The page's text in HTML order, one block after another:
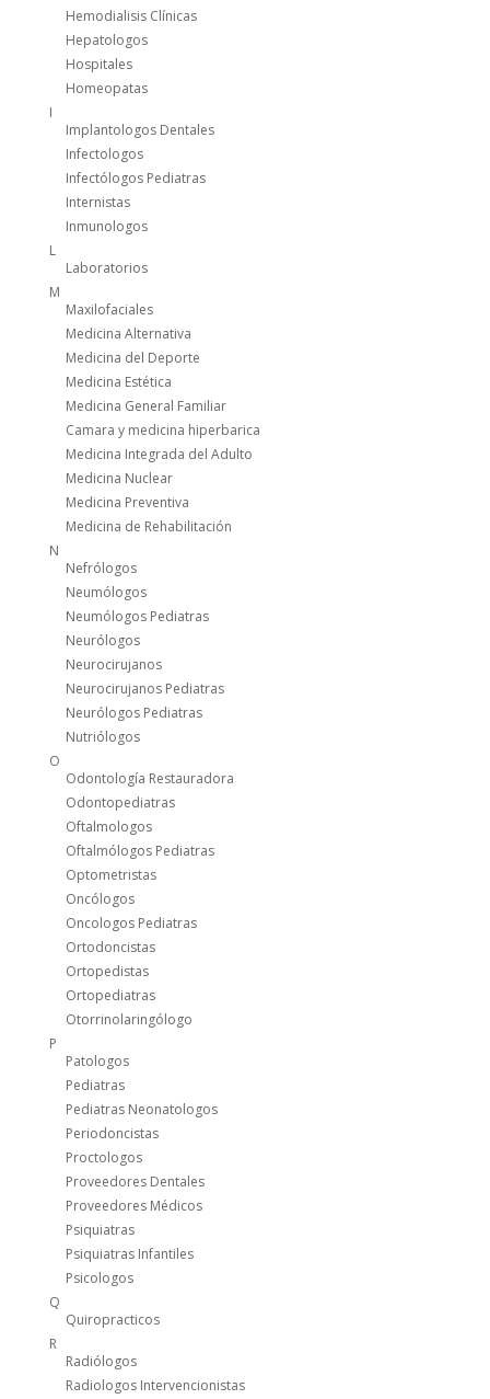
Hemodialisis Clínicas
Hepatologos
Hospitales
Homeopatas
I
Implantologos Dentales
Infectologos
Infectólogos Pediatras
Internistas
Inmunologos
L
Laboratorios
M
Maxilofaciales
Medicina Alternativa
Medicina del Deporte
Medicina Estética
Medicina General Familiar
Camara y medicina hiperbarica
Medicina Integrada del Adulto
Medicina Nuclear
Medicina Preventiva
Medicina de Rehabilitación
N
Nefrólogos
Neumólogos
Neumólogos Pediatras
Neurólogos
Neurocirujanos
Neurocirujanos Pediatras
Neurólogos Pediatras
Nutriólogos
O
Odontología Restauradora
Odontopediatras
Oftalmologos
Oftalmólogos Pediatras
Optometristas
Oncólogos
Oncologos Pediatras
Ortodoncistas
Ortopedistas
Ortopediatras
Otorrinolaringólogo
P
Patologos
Pediatras
Pediatras Neonatologos
Periodoncistas
Proctologos
Proveedores Dentales
Proveedores Médicos
Psiquiatras
Psiquiatras Infantiles
Psicologos
Q
Quiropracticos
R
Radiólogos
Radiologos Intervencionistas